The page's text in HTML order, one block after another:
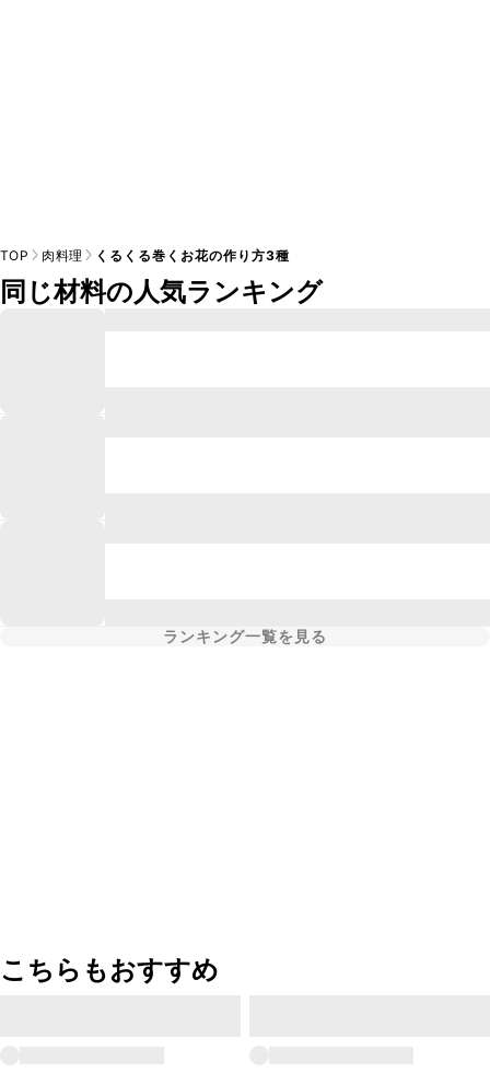
TOP 肉料理 くるくる巻くお花の作り方3種
同じ材料の人気ランキング
ランキング一覧を見る
こちらもおすすめ